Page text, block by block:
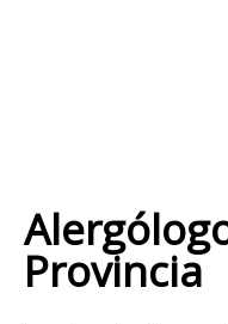
Provincia